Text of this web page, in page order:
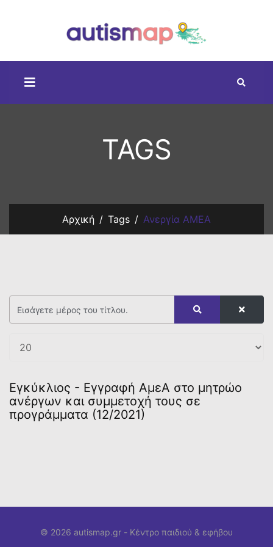
TAGS
Αρχική Tags Ανεργία ΑΜΕΑ
Εγκύκλιος - Εγγραφή ΑμεΑ στο μητρώο
ανέργων και συμμετοχή τους σε
προγράμματα (12/2021)
© 2026 autismap.gr - Κέντρο παιδιού & εφήβου